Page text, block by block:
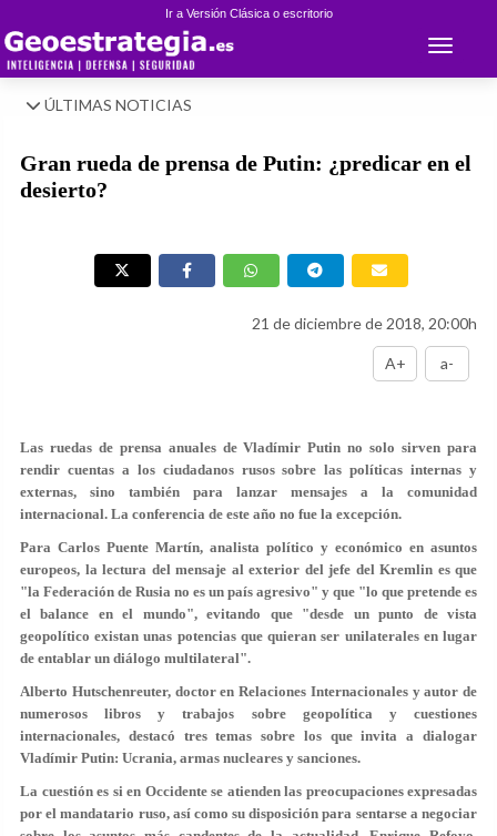
Ir a Versión Clásica o escritorio
Toggle
ÚLTIMAS NOTICIAS
Gran rueda de prensa de Putin: ¿predicar en el
desierto?
21 de diciembre de 2018, 20:00h
A+ a-
Las ruedas de prensa anuales de Vladímir Putin no solo sirven para
rendir cuentas a los ciudadanos rusos sobre las políticas internas y
externas, sino también para lanzar mensajes a la comunidad
internacional. La conferencia de este año no fue la excepción.
Para Carlos Puente Martín, analista político y económico en asuntos
europeos, la lectura del mensaje al exterior del jefe del Kremlin es que
"la Federación de Rusia no es un país agresivo" y que "lo que pretende es
el balance en el mundo", evitando que "desde un punto de vista
geopolítico existan unas potencias que quieran ser unilaterales en lugar
de entablar un diálogo multilateral".
Alberto Hutschenreuter, doctor en Relaciones Internacionales y autor de
numerosos libros y trabajos sobre geopolítica y cuestiones
internacionales, destacó tres temas sobre los que invita a dialogar
Vladímir Putin: Ucrania, armas nucleares y sanciones.
La cuestión es si en Occidente se atienden las preocupaciones expresadas
por el mandatario ruso, así como su disposición para sentarse a negociar